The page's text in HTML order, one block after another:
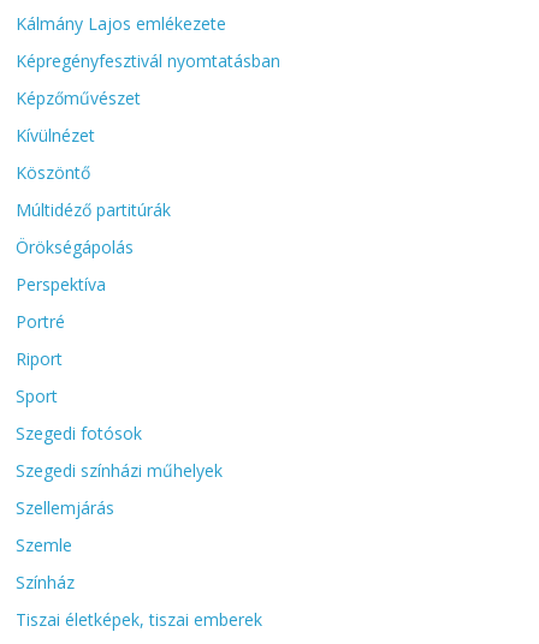
Kálmány Lajos emlékezete
Képregényfesztivál nyomtatásban
Képzőművészet
Kívülnézet
Köszöntő
Múltidéző partitúrák
Örökségápolás
Perspektíva
Portré
Riport
Sport
Szegedi fotósok
Szegedi színházi műhelyek
Szellemjárás
Szemle
Színház
Tiszai életképek, tiszai emberek